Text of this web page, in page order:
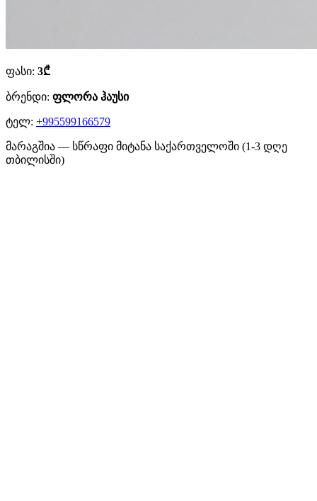
ფასი: 3₾
ბრენდი: ფლორა ჰაუსი
ტელ: +995599166579
მარაგშია — სწრაფი მიტანა საქართველოში (1-3 დღე
თბილისში)